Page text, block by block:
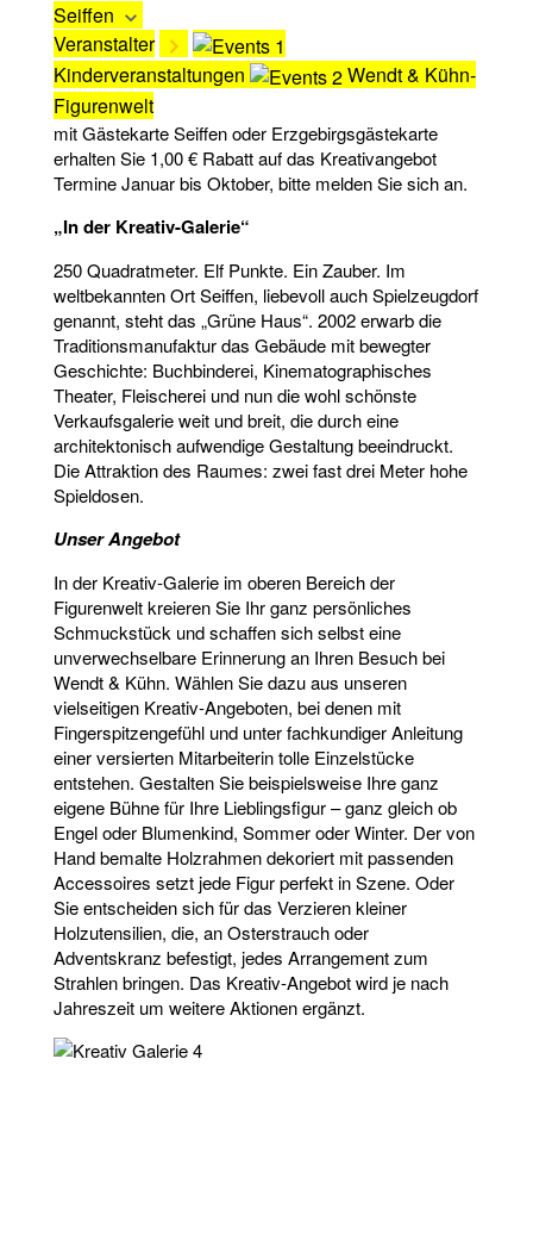
Seiffen
Veranstalter
Kinderveranstaltungen
Wendt & Kühn-
Figurenwelt
mit Gästekarte Seiffen oder Erzgebirgsgästekarte
erhalten Sie 1,00 € Rabatt auf das Kreativangebot
Termine Januar bis Oktober, bitte melden Sie sich an.
„In der Kreativ-Galerie“
250 Quadratmeter. Elf Punkte. Ein Zauber. Im
weltbekannten Ort Seiffen, liebevoll auch Spielzeugdorf
genannt, steht das „Grüne Haus“. 2002 erwarb die
Traditionsmanufaktur das Gebäude mit bewegter
Geschichte: Buchbinderei, Kinematographisches
Theater, Fleischerei und nun die wohl schönste
Verkaufsgalerie weit und breit, die durch eine
architektonisch aufwendige Gestaltung beeindruckt.
Die Attraktion des Raumes: zwei fast drei Meter hohe
Spieldosen.
Unser Angebot
In der Kreativ-Galerie im oberen Bereich der
Figurenwelt kreieren Sie Ihr ganz persönliches
Schmuckstück und schaffen sich selbst eine
unverwechselbare Erinnerung an Ihren Besuch bei
Wendt & Kühn. Wählen Sie dazu aus unseren
vielseitigen Kreativ-Angeboten, bei denen mit
Fingerspitzengefühl und unter fachkundiger Anleitung
einer versierten Mitarbeiterin tolle Einzelstücke
entstehen. Gestalten Sie beispielsweise Ihre ganz
eigene Bühne für Ihre Lieblingsfigur – ganz gleich ob
Engel oder Blumenkind, Sommer oder Winter. Der von
Hand bemalte Holzrahmen dekoriert mit passenden
Accessoires setzt jede Figur perfekt in Szene. Oder
Sie entscheiden sich für das Verzieren kleiner
Holzutensilien, die, an Osterstrauch oder
Adventskranz befestigt, jedes Arrangement zum
Strahlen bringen. Das Kreativ-Angebot wird je nach
Jahreszeit um weitere Aktionen ergänzt.